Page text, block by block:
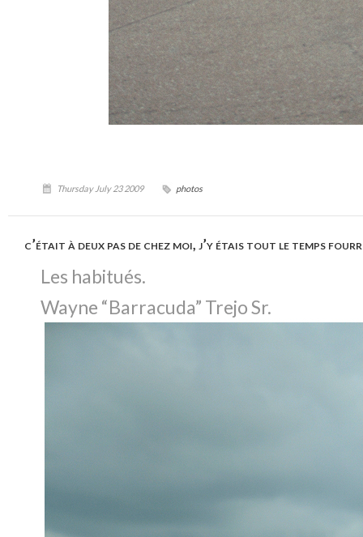
Thursday July 23 2009 photos
c’était à deux pas de chez moi, j’y étais tout le temps
Les habitués.
Wayne “Barracuda” Trejo Sr.